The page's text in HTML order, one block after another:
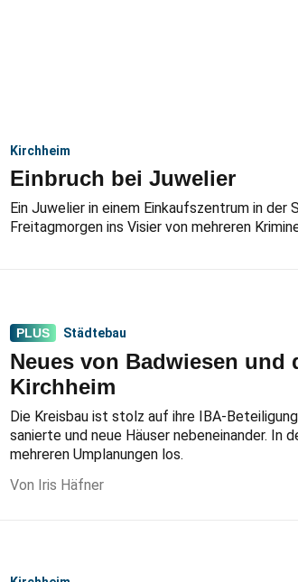
Kirchheim
Einbruch bei Juwelier
Ein Juwelier in einem Einkaufszentrum in
Freitagmorgen ins Visier von mehreren
Städtebau
Neues von Badwiesen und
Kirchheim
Die Kreisbau ist stolz auf ihre IBA-
sanierte und neue Häuser nebeneinander.
mehreren Umplanungen los.
Iris Häfner